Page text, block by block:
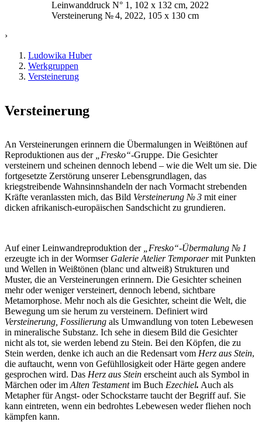
Versteinerung № 4, 2022, 105 x 130 cm
›
Ludowika Huber
Werkgruppen
Versteinerung
Versteinerung
An Versteinerungen erinnern die Übermalungen in Weißtönen auf
Reproduktionen aus der
„Fresko“-Gruppe. Die Gesichter
versteinern und scheinen dennoch lebend – wie die Welt um sie. Die
fortgesetzte Zerstörung unserer Lebensgrundlagen, das
kriegstreibende Wahnsinnshandeln der nach Vormacht strebenden
Kräfte veranlassten mich, das Bild Versteinerung № 3 mit einer
dicken afrikanisch-europäischen Sandschicht zu grundieren.
Auf einer Leinwandreproduktion der „Fresko“-Übermalung № 1
erzeugte ich in der Wormser Galerie Atelier Temporaermit Punkten
und Wellen in Weißtönen (blanc und altweiß) Strukturen und
Muster, die an Versteinerungen erinnern. Die Gesichter scheinen
mehr oder weniger versteinert, dennoch lebend, sichtbare
Metamorphose. Mehr noch als die Gesichter, scheint die Welt, die
Bewegung um sie herum zu versteinern. Definiert wird
Versteinerung, Fossilierung als Umwandlung von toten Lebewesen
in mineralische Substanz. Ich sehe in diesem Bild die Gesichter
nicht als tot, sie werden lebend zu Stein. Bei den Köpfen, die zu
Stein werden, denke ich auch an die Redensart vom Herz aus Stein,
die auftaucht, wenn von Gefühllosigkeit oder Härte gegen andere
gesprochen wird. Das Herz aus Stein erscheint auch als Symbol in
Märchen oder im Alten Testamentim Buch Ezechiel. Auch als
Metapher für Angst- oder Schockstarre taucht der Begriff auf. Sie
kann eintreten, wenn ein bedrohtes Lebewesen weder fliehen noch
kämpfen kann.